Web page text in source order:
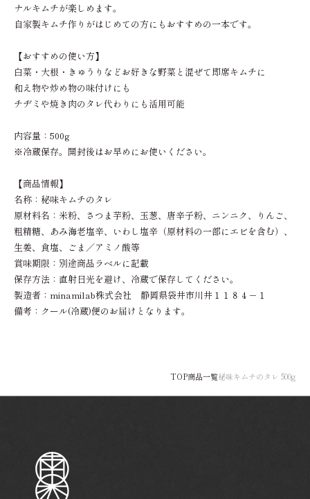
ナルキムチが楽しめます。
自家製キムチ作りがはじめての方にもおすすめの一本です。
【おすすめの使い方】
白菜・大根・きゅうりなどお好きな野菜と混ぜて即席キムチに
和え物や炒め物の味付けにも
チヂミや焼き肉のタレ代わりにも活用可能
内容量：500g
※冷蔵保存。開封後はお早めにお使いください。
【商品情報】
名称：秘味キムチのタレ
原材料名：米粉、さつま芋粉、玉葱、唐辛子粉、ニンニク、りんご、
粗精糖、あみ海老塩辛、いわし塩辛（原材料の一部にエビを含む）、
生姜、食塩、ごま／アミノ酸等
賞味期限：別途商品ラベルに記載
保存方法：直射日光を避け、冷蔵で保存してください。
製造者：minamilab株式会社 静岡県袋井市川井１１８４－１
備考：クール(冷蔵)便のお届けとなります。
TOP商品一覧秘味キムチのタレ 500g